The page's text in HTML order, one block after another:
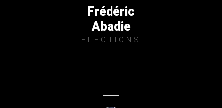
Frédéric
Abadie
ELECTIONS